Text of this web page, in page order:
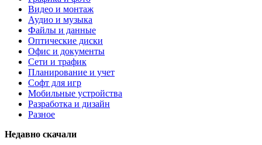
Видео и монтаж
Аудио и музыка
Файлы и данные
Оптические диски
Офис и документы
Сети и трафик
Планирование и учет
Софт для игр
Мобильные устройства
Разработка и дизайн
Разное
Недавно скачали